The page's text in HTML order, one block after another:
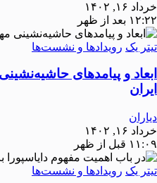
خرداد ۱۶, ۱۴۰۲
۱۲:۲۲ بعد از ظهر
تیتر یک رویدادها و نشست‌ها
ابعاد و پیامدهای
ایران
دیاران
خرداد ۱۶, ۱۴۰۲
۱۱:۰۹ قبل از ظهر
تیتر یک رویدادها و نشست‌ها